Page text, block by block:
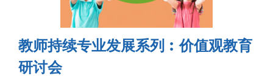
教师持续专业发展系列︰价值观教育
研讨会